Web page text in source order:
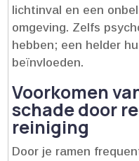
lichtinval en een
omgeving.​ Zelfs
hebben; een helder
beïnvloeden.​
Voorkomen
schade door
reiniging
Door je ramen